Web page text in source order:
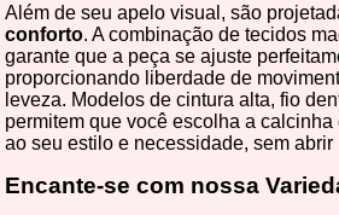
Além de seu apelo visual, são
conforto. A combinação de tecidos
garante que a peça se ajuste
proporcionando liberdade de
leveza. Modelos de cintura alta, fio
permitem que você escolha a
ao seu estilo e necessidade, sem abrir
Encante-se com nossa